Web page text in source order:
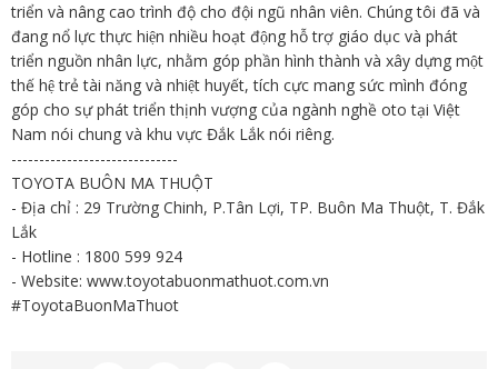
triển và nâng cao trình độ cho đội ngũ nhân viên. Chúng tôi đã và
đang nổ lực thực hiện nhiều hoạt động hỗ trợ giáo dục và phát
triển nguồn nhân lực, nhằm góp phần hình thành và xây dựng một
thế hệ trẻ tài năng và nhiệt huyết, tích cực mang sức mình đóng
góp cho sự phát triển thịnh vượng của ngành nghề oto tại Việt
Nam nói chung và khu vực Đắk Lắk nói riêng.
------------------------------
TOYOTA BUÔN MA THUỘT
- Địa chỉ : 29 Trường Chinh, P.Tân Lợi, TP. Buôn Ma Thuột, T. Đắk
Lắk
- Hotline : 1800 599 924
- Website: www.toyotabuonmathuot.com.vn
#ToyotaBuonMaThuot